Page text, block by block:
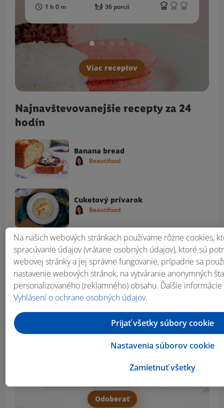
1 h 0 m 36 porcií
Viac receptov
Najnavštevovanejšie recepty za 24
hodín
Banana bread
Beautifood
Cuketový prívarok
Beautifood
Ryžový nákyp s broskyňami
Veronika Bušová
Prihlás sa na odber
newslettera!
Odoberať
Na našich webových stránkach používame rôzne cookies,
spracúvanie údajov (vrátane osobných údajov), ktoré sú
webovej stránky a jej správne fungovanie, prípadne sa
nastavenie webových stránok, na vytváranie anonymných
personalizovaného (reklamného) obsahu. Ďalšie
Vyhlásení o ochrane osobných údajov.
Zamietnuť všetky
Nastavenia súborov cookie
Prijať všetky súbory cookie